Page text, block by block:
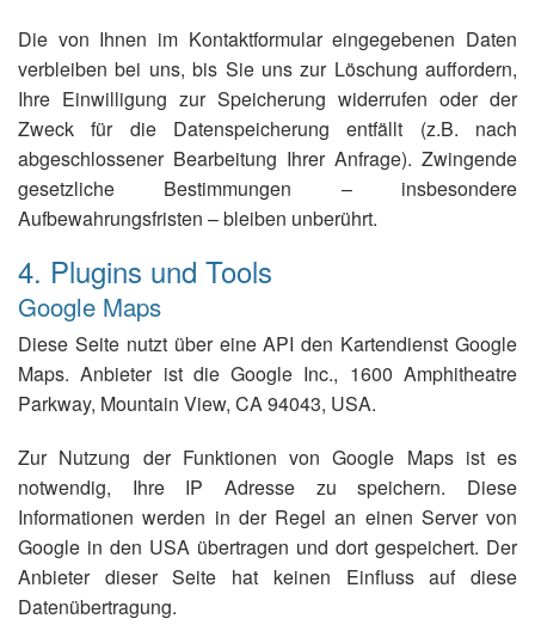
Die von Ihnen im Kontaktformular eingegebenen Daten
verbleiben bei uns, bis Sie uns zur Löschung auffordern,
Ihre Einwilligung zur Speicherung widerrufen oder der
Zweck für die Datenspeicherung entfällt (z.B. nach
abgeschlossener Bearbeitung Ihrer Anfrage). Zwingende
gesetzliche Bestimmungen – insbesondere
Aufbewahrungsfristen – bleiben unberührt.
4. Plugins und Tools
Google Maps
Diese Seite nutzt über eine API den Kartendienst Google
Maps. Anbieter ist die Google Inc., 1600 Amphitheatre
Parkway, Mountain View, CA 94043, USA.
Zur Nutzung der Funktionen von Google Maps ist es
notwendig, Ihre IP Adresse zu speichern. Diese
Informationen werden in der Regel an einen Server von
Google in den USA übertragen und dort gespeichert. Der
Anbieter dieser Seite hat keinen Einfluss auf diese
Datenübertragung.